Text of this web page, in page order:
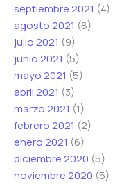
septiembre 2021 (4)
agosto 2021 (8)
julio 2021 (9)
junio 2021 (5)
mayo 2021 (5)
abril 2021 (3)
marzo 2021 (1)
febrero 2021 (2)
enero 2021 (6)
diciembre 2020 (5)
noviembre 2020 (5)